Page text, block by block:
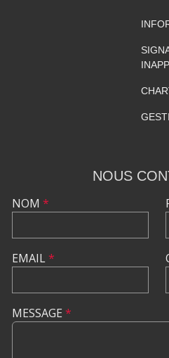
NOUS
NOM *
EMAIL*
MESSAGE *